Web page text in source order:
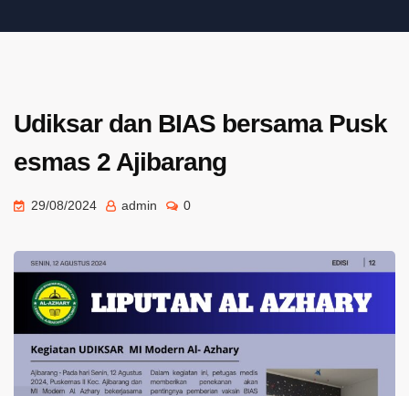
Udiksar dan BIAS bersama Pusk
esmas 2 Ajibarang
29/08/2024 admin 0